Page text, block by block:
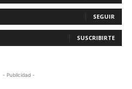
SEGUIR
SUSCRIBIRTE
- Publicidad -